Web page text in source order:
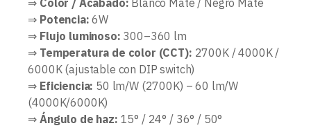
⇒ Color / Acabado: Blanco Mate / Negro Mate
⇒ Potencia: 6W
⇒ Flujo luminoso: 300–360 lm
⇒ Temperatura de color (CCT): 2700K / 4000K /
6000K (ajustable con DIP switch)
⇒ Eficiencia: 50 lm/W (2700K) – 60 lm/W
(4000K/6000K)
⇒ Ángulo de haz: 15° / 24° / 36° / 50°